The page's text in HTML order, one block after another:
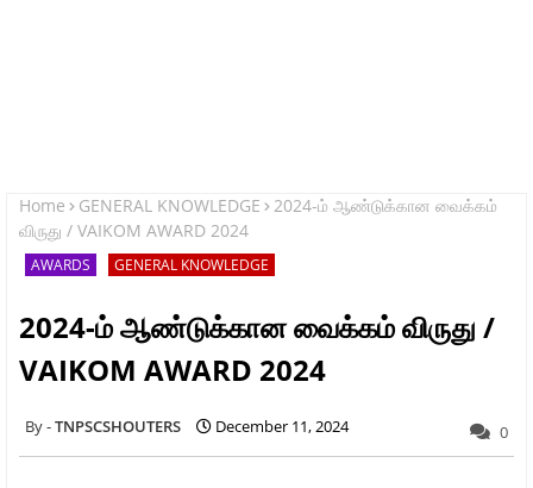
Home GENERAL KNOWLEDGE
2024-ம் ஆண்டுக்கான வைக்கம்
விருது / VAIKOM AWARD 2024
AWARDS GENERAL KNOWLEDGE
2024-ம் ஆண்டுக்கான வைக்கம் விருது /
VAIKOM AWARD 2024
TNPSCSHOUTERS December 11, 2024 0